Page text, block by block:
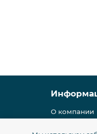
О компании